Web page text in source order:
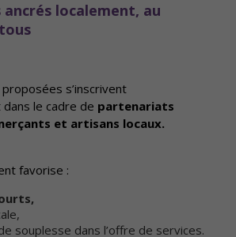
ancrés localement, au
s’inscrivent
le cadre de partenariats
et artisans locaux.
favorise :
souplesse dans l’offre de services.